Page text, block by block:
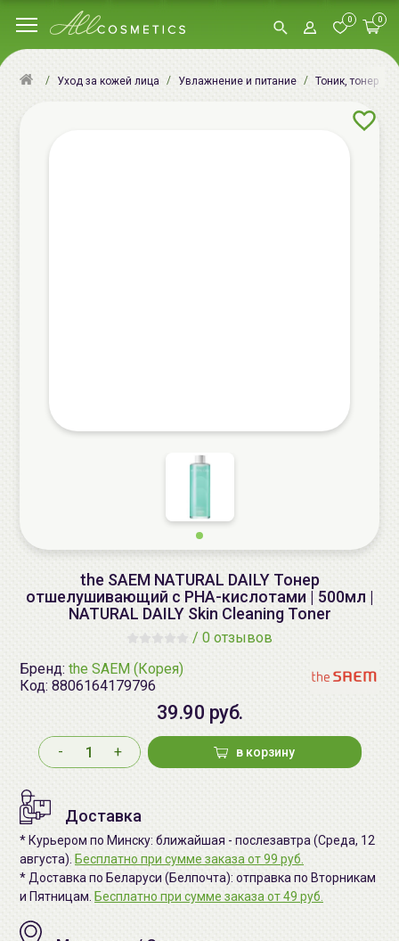
0 0
Уход за кожей лица Увлажнение и питание Тоник, тонер
the SAEM NATURAL DAILY Тонер
отшелушивающий с PHA-кислотами | 500мл |
NATURAL DAILY Skin Cleaning Toner
/ 0 отзывов
Бренд: the SAEM (Корея)
Код: 8806164179796
39.90 руб.
- + в корзину
Доставка
* Курьером по Минску: ближайшая - послезавтра (Среда, 12
августа). Бесплатно при сумме заказа от 99 руб.
* Доставка по Беларуси (Белпочта): отправка по Вторникам
и Пятницам. Бесплатно при сумме заказа от 49 руб.